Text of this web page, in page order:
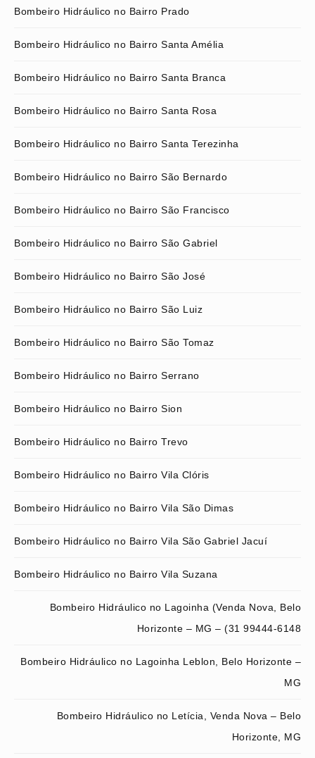
Bombeiro Hidráulico no Bairro Prado
Bombeiro Hidráulico no Bairro Santa Amélia
Bombeiro Hidráulico no Bairro Santa Branca
Bombeiro Hidráulico no Bairro Santa Rosa
Bombeiro Hidráulico no Bairro Santa Terezinha
Bombeiro Hidráulico no Bairro São Bernardo
Bombeiro Hidráulico no Bairro São Francisco
Bombeiro Hidráulico no Bairro São Gabriel
Bombeiro Hidráulico no Bairro São José
Bombeiro Hidráulico no Bairro São Luiz
Bombeiro Hidráulico no Bairro São Tomaz
Bombeiro Hidráulico no Bairro Serrano
Bombeiro Hidráulico no Bairro Sion
Bombeiro Hidráulico no Bairro Trevo
Bombeiro Hidráulico no Bairro Vila Clóris
Bombeiro Hidráulico no Bairro Vila São Dimas
Bombeiro Hidráulico no Bairro Vila São Gabriel Jacuí
Bombeiro Hidráulico no Bairro Vila Suzana
Bombeiro Hidráulico no Lagoinha (Venda Nova, Belo
Horizonte – MG – (31 99444-6148
Bombeiro Hidráulico no Lagoinha Leblon, Belo Horizonte –
MG
Bombeiro Hidráulico no Letícia, Venda Nova – Belo
Horizonte, MG